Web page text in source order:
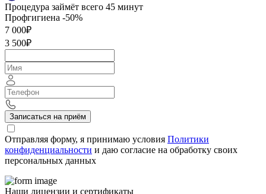
Процедура займёт всего 45 минут
Профгигиена -50%
7 000₽
3 500₽
Записаться на приём
Отправляя форму, я принимаю условия Политики
конфиденциальности и даю согласие на обработку своих
персональных данных
Наши лицензии и сертификаты